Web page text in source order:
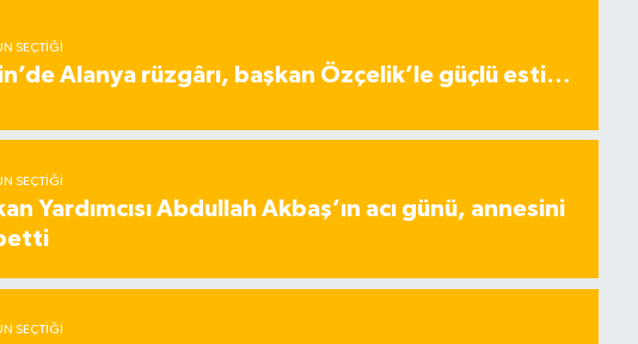
SEÇTIĞI
Alanya rüzgârı, başkan Özçelik’le güçlü esti…
SEÇTIĞI
Yardımcısı Abdullah Akbaş’ın acı günü, annesini
SEÇTIĞI